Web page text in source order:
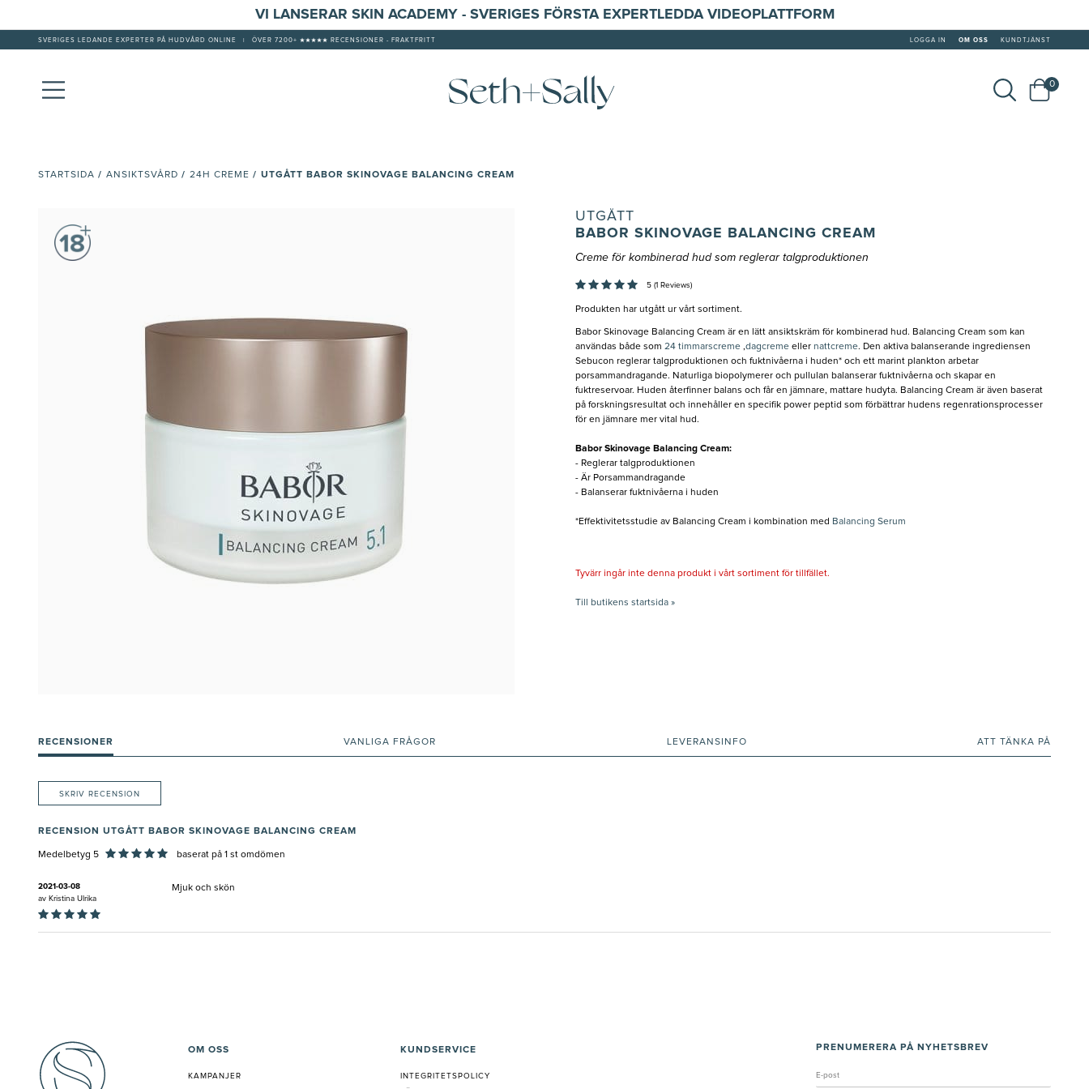
VI LANSERAR SKIN ACADEMY - SVERIGES FÖRSTA EXPERTLEDDA VIDEOPLATTFORM
SVERIGES LEDANDE EXPERTER PÅ HUDVÅRD ONLINE ÖVER 7200+ ★★★★★ RECENSIONER - FRAKTFRITT LOGGA IN OM OSS KUNDTJÄNST
0
STARTSIDA / ANSIKTSVÅRD / 24H CREME / UTGÅTT BABOR SKINOVAGE BALANCING CREAM
UTGÅTT
BABOR SKINOVAGE BALANCING CREAM
Creme för kombinerad hud som reglerar talgproduktionen
5 (1 Reviews)
Produkten har utgått ur vårt sortiment.
Babor Skinovage Balancing Cream är en lätt ansiktskräm för kombinerad hud. Balancing Cream som kan
användas både som 24 timmarscreme,dagcremeeller nattcreme. Den aktiva balanserande ingrediensen
Sebucon reglerar talgproduktionen och fuktnivåerna i huden* och ett marint plankton arbetar
porsammandragande. Naturliga biopolymerer och pullulan balanserar fuktnivåerna och skapar en
fuktreservoar. Huden återfinner balans och får en jämnare, mattare hudyta. Balancing Cream är även baserat
på forskningsresultat och innehåller en specifik power peptid som förbättrar hudens regenrationsprocesser
för en jämnare mer vital hud.
Babor Skinovage Balancing Cream:
- Reglerar talgproduktionen
- Är Porsammandragande
- Balanserar fuktnivåerna i huden
*Effektivitetsstudie av Balancing Cream i kombination med Balancing Serum
Tyvärr ingår inte denna produkt i vårt sortiment för tillfället.
Till butikens startsida »
RECENSIONER VANLIGA FRÅGOR LEVERANSINFO ATT TÄNKA PÅ
SKRIV RECENSION
RECENSION UTGÅTT BABOR SKINOVAGE BALANCING CREAM
Medelbetyg 5 baserat på 1 st omdömen
2021-03-08
av Kristina Ulrika
Mjuk och skön
OM OSS
KAMPANJER
KUNDSERVICE
INTEGRITETSPOLICY
PRENUMERERA PÅ NYHETSBREV